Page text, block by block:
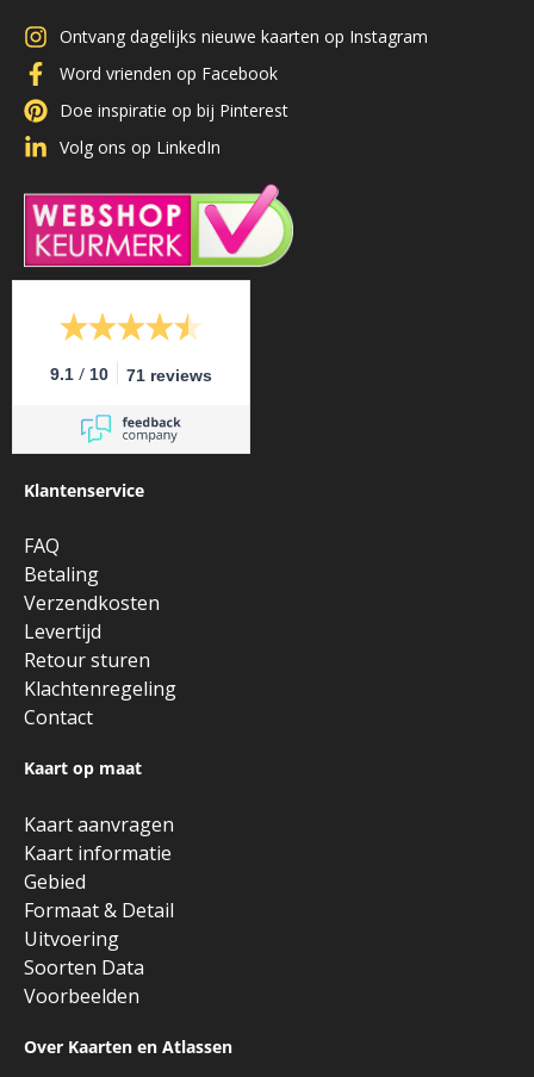
Ontvang dagelijks nieuwe kaarten op Instagram
Word vrienden op Facebook
Doe inspiratie op bij Pinterest
Volg ons op LinkedIn
9.1 / 10 71 reviews
Klantenservice
FAQ
Betaling
Verzendkosten
Levertijd
Retour sturen
Klachtenregeling
Contact
Kaart op maat
Kaart aanvragen
Kaart informatie
Gebied
Formaat & Detail
Uitvoering
Soorten Data
Voorbeelden
Over Kaarten en Atlassen